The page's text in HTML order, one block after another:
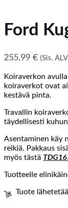
Ford
255,99 € (Sis.
Koiraverkon
koiraverkot ovat
kestävä pinta.
Travallin
täydellisesti
Asentaminen käy
reikiä. Pakkaus
myös tästä
Tuotteelle
Tuote